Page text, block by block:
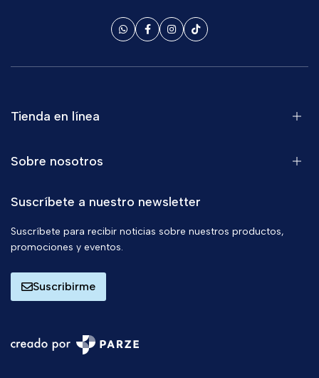
Tienda en línea
Sobre nosotros
Suscríbete a nuestro newsletter
Suscríbete para recibir noticias sobre nuestros productos,
promociones y eventos.
Suscribirme